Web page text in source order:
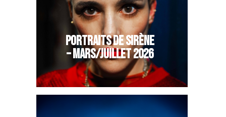
PORTRAITS DE SIRÈNE
– MARS/JUILLET 2026